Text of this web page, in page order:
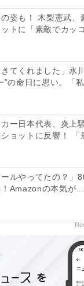
姿も！ 木梨憲武、
トに「素敵でカッ
きてくれました」氷
”の命日に思い。「
カー日本代表、炎上
ョットに反響！ 「
ールやってたの？」
Amazonの本気が...